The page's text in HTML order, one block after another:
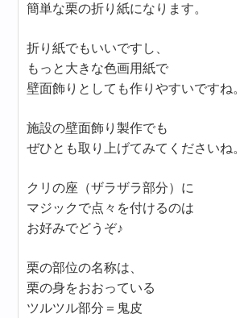
簡単な栗の折り紙になります。
折り紙でもいいですし、
もっと大きな色画用紙で
壁面飾りとしても作りやすいですね。
施設の壁面飾り製作でも
ぜひとも取り上げてみてくださいね。
クリの座（ザラザラ部分）に
マジックで点々を付けるのは
お好みでどうぞ♪
栗の部位の名称は、
栗の身をおおっている
ツルツル部分＝鬼皮